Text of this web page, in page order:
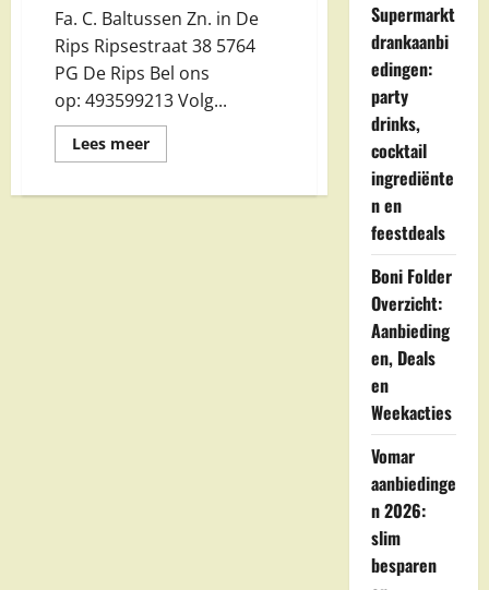
Fa. C. Baltussen Zn. in De
Rips Ripsestraat 38 5764
PG De Rips Bel ons
op: 493599213 Volg...
Lees meerLees
meer
C.
Supermarkt
drankaanbi
edingen:
party
drinks,
cocktail
ingrediënte
n en
feestdeals
Boni Folder
Overzicht:
Aanbieding
en, Deals
en
Weekacties
Vomar
aanbiedinge
n 2026:
slim
besparen